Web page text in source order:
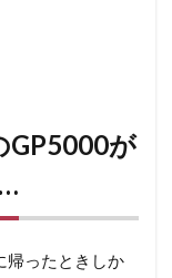
GP5000が
帰ったときしか